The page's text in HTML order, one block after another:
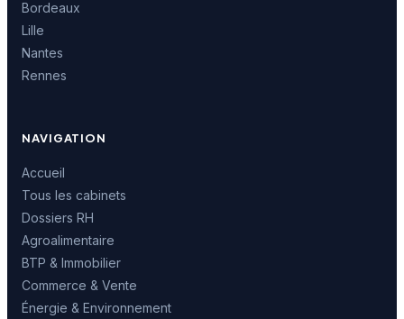
Bordeaux
Lille
Nantes
Rennes
NAVIGATION
Accueil
Tous les cabinets
Dossiers RH
Agroalimentaire
BTP & Immobilier
Commerce & Vente
Énergie & Environnement